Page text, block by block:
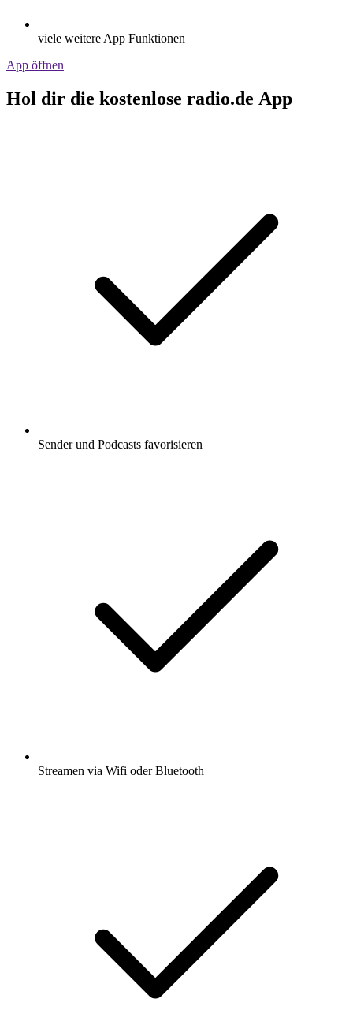
viele weitere App Funktionen
App öffnen
Hol dir die kostenlose radio.de App
Sender und Podcasts favorisieren
Streamen via Wifi oder Bluetooth